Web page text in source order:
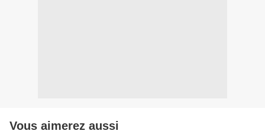
Vous aimerez aussi